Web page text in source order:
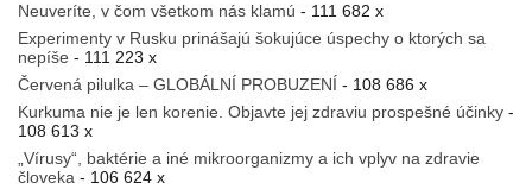
Neuveríte, v čom všetkom nás klamú - 111 682 x
Experimenty v Rusku prinášajú šokujúce úspechy o ktorých sa
nepíše - 111 223 x
Červená pilulka – GLOBÁLNÍ PROBUZENÍ - 108 686 x
Kurkuma nie je len korenie. Objavte jej zdraviu prospešné účinky -
108 613 x
„Vírusy“, baktérie a iné mikroorganizmy a ich vplyv na zdravie
človeka - 106 624 x